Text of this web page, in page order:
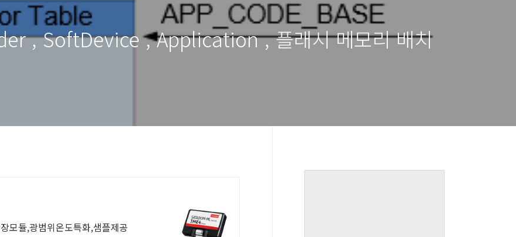
, SoftDevice , Application , 플래시 메모리 배치
모듈,광범위온도특화,샘플제공